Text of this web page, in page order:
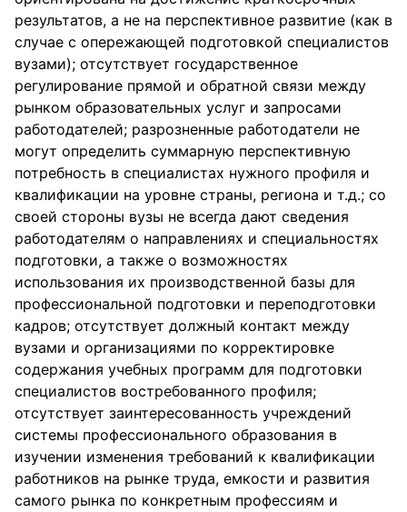
результатов, а не на перспективное развитие (как в
случае с опережающей подготовкой специалистов
вузами); отсутствует государственное
регулирование прямой и обратной связи между
рынком образовательных услуг и запросами
работодателей; разрозненные работодатели не
могут определить суммарную перспективную
потребность в специалистах нужного профиля и
квалификации на уровне страны, региона и т.д.; со
своей стороны вузы не всегда дают сведения
работодателям о направлениях и специальностях
подготовки, а также о возможностях
использования их производственной базы для
профессиональной подготовки и переподготовки
кадров; отсутствует должный контакт между
вузами и организациями по корректировке
содержания учебных программ для подготовки
специалистов востребованного профиля;
отсутствует заинтересованность учреждений
системы профессионального образования в
изучении изменения требований к квалификации
работников на рынке труда, емкости и развития
самого рынка по конкретным профессиям и